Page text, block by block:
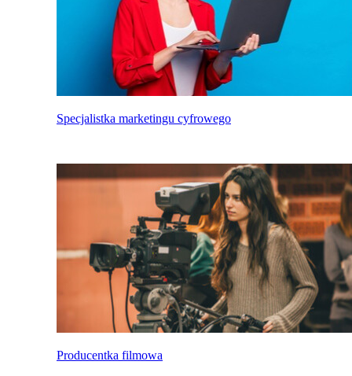
Specjalistka marketingu cyfrowego
Producentka filmowa